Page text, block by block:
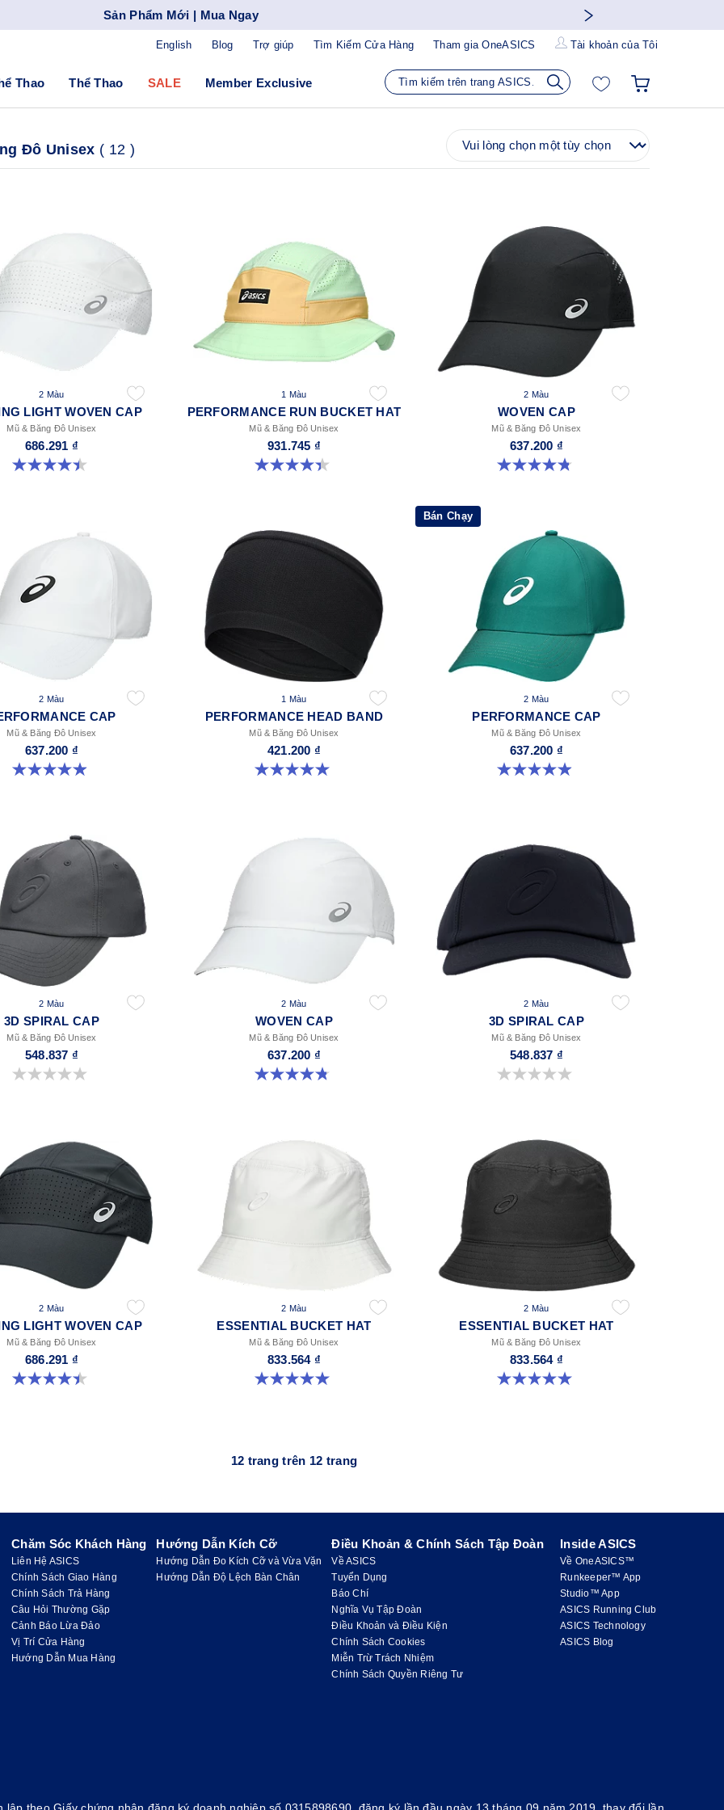
Sản Phẩm Mới | Mua Ngay
Blog Trợ giúp Tìm Kiếm Cửa Hàng Tham gia OneASICS Tài khoản của Tôi
English
Thao Thể Thao SALE Member Exclusive
Đô Unisex ( 12)
2 Màu
LIGHT WOVEN CAP
Mũ & Băng Đô Unisex
686.291 ₫
4.4 trong số 5 sao. 29 đánh giá
1 Màu
PERFORMANCE RUN BUCKET HAT
Mũ & Băng Đô Unisex
931.745 ₫
4.4 trong số 5 sao. 5 đánh giá
2 Màu
WOVEN CAP
Mũ & Băng Đô Unisex
637.200 ₫
4.8 trong số 5 sao. 4 đánh giá
2 Màu
CAP
Mũ & Băng Đô Unisex
637.200 ₫
4.9 trong số 5 sao. 78 đánh giá
1 Màu
PERFORMANCE HEAD BAND
Mũ & Băng Đô Unisex
421.200 ₫
5.0 trong số 5 sao. 5 đánh giá
Bán Chạy
2 Màu
PERFORMANCE CAP
Mũ & Băng Đô Unisex
637.200 ₫
4.9 trong số 5 sao. 78 đánh giá
2 Màu
3D SPIRAL CAP
Mũ & Băng Đô Unisex
548.837 ₫
0.0 trong số 5 sao.
2 Màu
WOVEN CAP
Mũ & Băng Đô Unisex
637.200 ₫
4.8 trong số 5 sao. 4 đánh giá
2 Màu
3D SPIRAL CAP
Mũ & Băng Đô Unisex
548.837 ₫
0.0 trong số 5 sao.
2 Màu
LIGHT WOVEN CAP
Mũ & Băng Đô Unisex
686.291 ₫
4.4 trong số 5 sao. 29 đánh giá
2 Màu
ESSENTIAL BUCKET HAT
Mũ & Băng Đô Unisex
833.564 ₫
5.0 trong số 5 sao. 4 đánh giá
2 Màu
ESSENTIAL BUCKET HAT
Mũ & Băng Đô Unisex
833.564 ₫
5.0 trong số 5 sao. 4 đánh giá
12 trang trên 12 trang
Chăm Sóc Khách Hàng
Liên Hệ ASICS
Chính Sách Giao Hàng
Chính Sách Trả Hàng
Câu Hỏi Thường Gặp
Cảnh Báo Lừa Đảo
Vị Trí Cửa Hàng
Hướng Dẫn Mua Hàng
Hướng Dẫn Kích Cỡ
Hướng Dẫn Đo Kích Cỡ và Vừa Vặn
Hướng Dẫn Độ Lệch Bàn Chân
Điều Khoản & Chính Sách Tập Đoàn
Về ASICS
Tuyển Dụng
Báo Chí
Nghĩa Vụ Tập Đoàn
Điều Khoản và Điều Kiện
Chính Sách Cookies
Miễn Trừ Trách Nhiệm
Chính Sách Quyền Riêng Tư
Inside ASICS
Về OneASICS™
Runkeeper™ App
Studio™ App
ASICS Running Club
ASICS Technology
ASICS Blog